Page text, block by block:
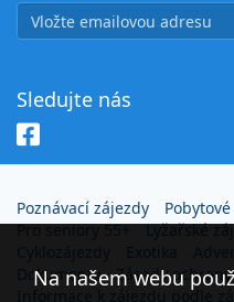
Sledujte nás
Poznávací zájezdy
Pro seniory 55+
Lyžařské
Dokumenty
Zásady
Informace k zájezdu podle
Na našem webu